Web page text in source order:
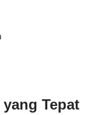
Tepat